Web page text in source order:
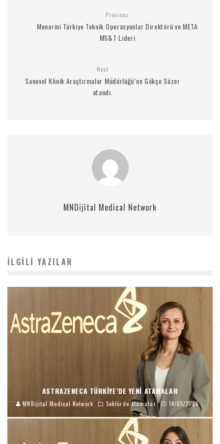
Previous
Menarini Türkiye Teknik Operasyonlar Direktörü ve META
MS&T Lideri
Next
Sanovel Klinik Araştırmalar Müdürlüğü’ne Gökçe Sözer
atandı.
MNDijital Medical Network
İLGILI YAZILAR
ASTRAZENECA TÜRKIYE’DE YENI ATAMALAR
MNDijital Medical Network Sektörde Atamalar 14/05/2026